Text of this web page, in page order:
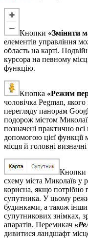
Кнопки «Змінити
елементів управління
область на карті.
курсора на певному
функцію.
Кнопка «Режим
чоловічка Pegman,
перегляду панорам
подорож містом
позначені практично
допомогою цієї функції
місця й головні
Кнопки
схему міста Миколаїв у
корисна, якщо потрібно
супутника. У цьому
будинками, а також
супутникових знімках,
апаратів. Перемикач «
дивитися ландшафт